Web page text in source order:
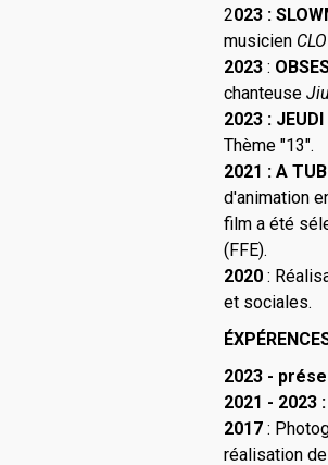
2023 :
musicien
2023 :
chanteuse
2023 : JEUDI
Thème "13".
2021 : A
d'animation
film a été
(FFE).
2020 :
et sociales.
2023 -
2021 - 2023 :
2017 :
réalisation